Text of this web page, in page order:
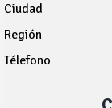
Ciudad
Región
Télefono